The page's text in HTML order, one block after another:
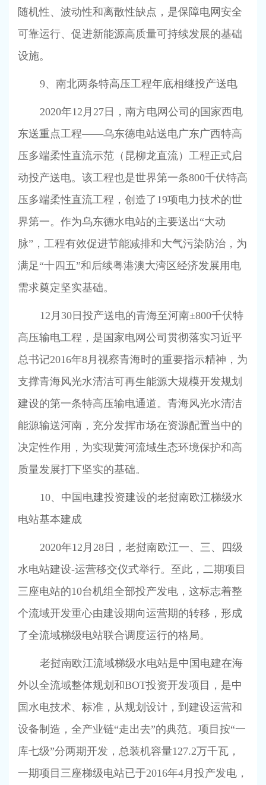
随机性、波动性和离散性缺点，是保障电网安全
可靠运行、促进新能源高质量可持续发展的基础
设施。
9、南北两条特高压工程年底相继投产送电
2020年12 月27 日，南方电网公司的国家西电
东送重点工程——乌东德电站送电广东广西特高
压多端柔性直流示范（昆柳龙直流）工程正式启
动投产送电。该工程也是世界第一条800千伏特高
压多端柔性直流工程，创造了19项电力技术的世
界第一。作为乌东德水电站的主要送出“大动
脉”，工程有效促进节能减排和大气污染防治，为
满足“十四五”和后续粤港澳大湾区经济发展用电
需求奠定坚实基础。
12 月 30 日投产送电的青海至河南±800千伏特
高压输电工程，是国家电网公司贯彻落实习近平
总书记2016年8月视察青海时的重要指示精神，为
支撑青海风光水清洁可再生能源大规模开发规划
建设的第一条特高压输电通道。青海风光水清洁
能源输送河南，充分发挥市场在资源配置当中的
决定性作用，为实现黄河流域生态环境保护和高
质量发展打下坚实的基础。
10、中国电建投资建设的老挝南欧江梯级水
电站基本建成
2020年12 月28 日，老挝南欧江一、三、四级
水电站建设-运营移交仪式举行。至此，二期项目
三座电站的10台机组全部投产发电，这标志着整
个流域开发重心由建设期向运营期的转移，形成
了全流域梯级电站联合调度运行的格局。
老挝南欧江流域梯级水电站是中国电建在海
外以全流域整体规划和BOT投资开发项目，是中
国水电技术、标准，从规划设计，到建设运营和
设备制造，全产业链“走出去”的典范。项目按“一
库七级”分两期开发，总装机容量127.2万千瓦，
一期项目三座梯级电站已于2016年4月投产发电，